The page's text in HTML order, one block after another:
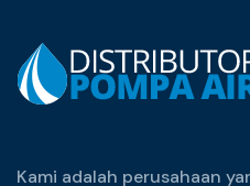
Kami adalah perusahaan